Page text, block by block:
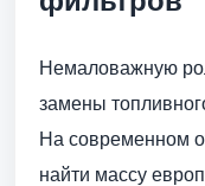
Немаловажную
замены
На современном
найти массу